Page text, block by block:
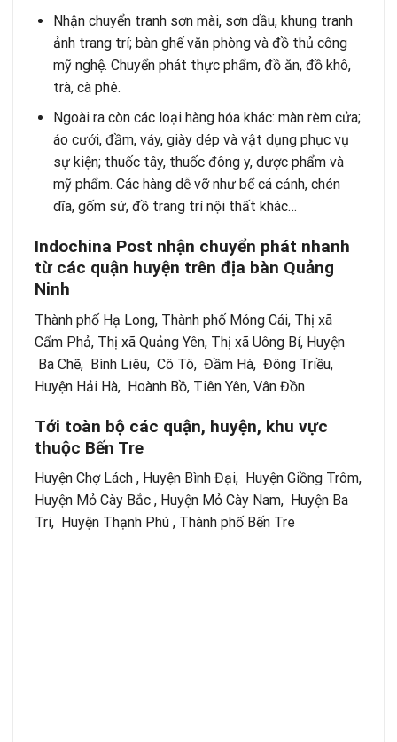
Nhận chuyển tranh sơn mài, sơn dầu, khung tranh
ảnh trang trí; bàn ghế văn phòng và đồ thủ công
mỹ nghệ. Chuyển phát thực phẩm, đồ ăn, đồ khô,
trà, cà phê.
Ngoài ra còn các loại hàng hóa khác: màn rèm cửa;
áo cưới, đầm, váy, giày dép và vật dụng phục vụ
sự kiện; thuốc tây, thuốc đông y, dược phẩm và
mỹ phẩm. Các hàng dễ vỡ như bể cá cảnh, chén
dĩa, gốm sứ, đồ trang trí nội thất khác…
Indochina Post nhận chuyển phát nhanh
từ các quận huyện trên địa bàn Quảng
Ninh
Thành phố Hạ Long, Thành phố Móng Cái, Thị xã
Cẩm Phả, Thị xã Quảng Yên, Thị xã Uông Bí, Huyện
Ba Chẽ, Bình Liêu, Cô Tô, Đầm Hà, Đông Triều,
Huyện Hải Hà, Hoành Bồ, Tiên Yên, Vân Đồn
Tới toàn bộ các quận, huyện, khu vực
thuộc Bến Tre
Huyện Chợ Lách , Huyện Bình Đại, Huyện Giồng Trôm,
Huyện Mỏ Cày Bắc , Huyện Mỏ Cày Nam, Huyện Ba
Tri, Huyện Thạnh Phú , Thành phố Bến Tre